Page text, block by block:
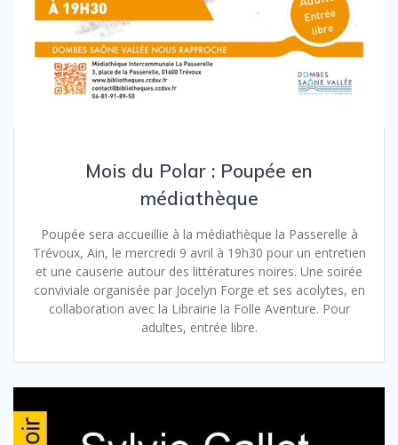
Mois du Polar : Poupée en
médiathèque
Poupée sera accueillie à la médiathèque la Passerelle à
Trévoux, Ain, le mercredi 9 avril à 19h30 pour un entretien
et une causerie autour des littératures noires. Une soirée
conviviale organisée par Jocelyn Forge et ses acolytes, en
collaboration avec la Librairie la Folle Aventure. Pour
adultes, entrée libre.